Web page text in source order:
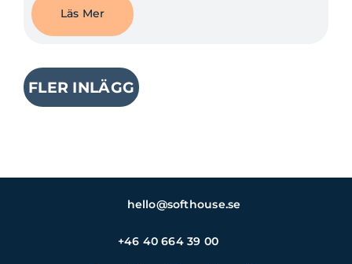
Läs Mer
FLER INLÄGG
hello@softhouse.se
+46 40 664 39 00